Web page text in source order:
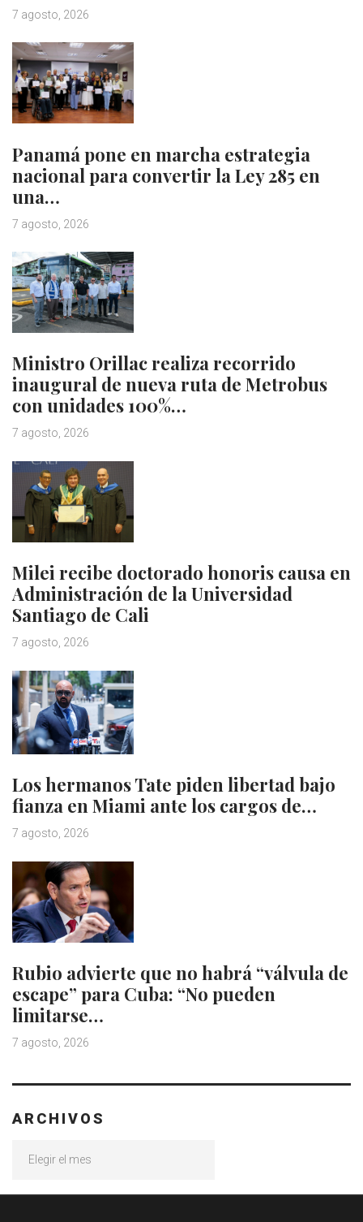
7 agosto, 2026
Panamá pone en marcha estrategia
nacional para convertir la Ley 285 en
una…
7 agosto, 2026
Ministro Orillac realiza recorrido
inaugural de nueva ruta de Metrobus
con unidades 100%…
7 agosto, 2026
Milei recibe doctorado honoris causa en
Administración de la Universidad
Santiago de Cali
7 agosto, 2026
Los hermanos Tate piden libertad bajo
fianza en Miami ante los cargos de…
7 agosto, 2026
Rubio advierte que no habrá “válvula de
escape” para Cuba: “No pueden
limitarse…
7 agosto, 2026
ARCHIVOS